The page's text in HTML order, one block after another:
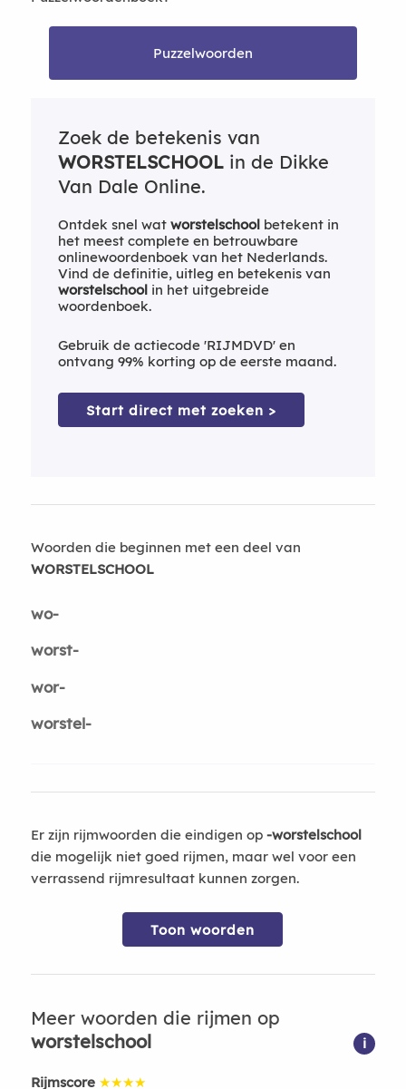
Puzzelwoorden
Zoek de betekenis van
WORSTELSCHOOLin de Dikke
Van Dale Online.
Ontdek snel wat worstelschoolbetekent in
het meest complete en betrouwbare
onlinewoordenboek van het Nederlands.
Vind de definitie, uitleg en betekenis van
worstelschoolin het uitgebreide
woordenboek.
Gebruik de actiecode 'RIJMDVD' en
ontvang 99% korting op de eerste maand.
Start direct met zoeken >
Woorden die beginnen met een deel van
WORSTELSCHOOL
wo-
worst-
wor-
worstel-
Er zijn rijmwoorden die eindigen op -worstelschool
die mogelijk niet goed rijmen, maar wel voor een
verrassend rijmresultaat kunnen zorgen.
Toon woorden
Meer woorden die rijmen op
worstelschool
i
Rijmscore ★★★★